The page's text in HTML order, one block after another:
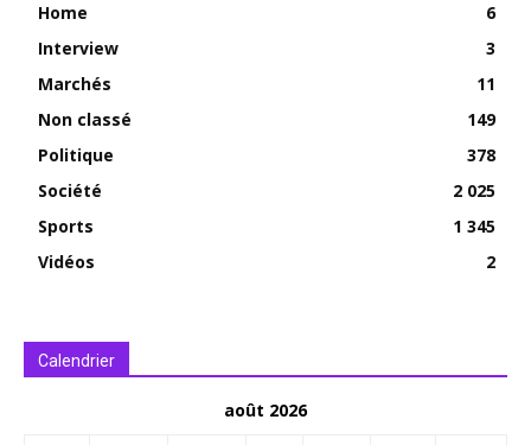
Home
6
Interview
3
Marchés
11
Non classé
149
Politique
378
Société
2 025
Sports
1 345
Vidéos
2
Calendrier
août 2026